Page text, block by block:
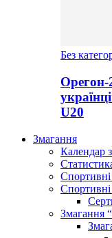
Без
Орегон-
U20
Змагання
Календар
Спортивні
Змагання